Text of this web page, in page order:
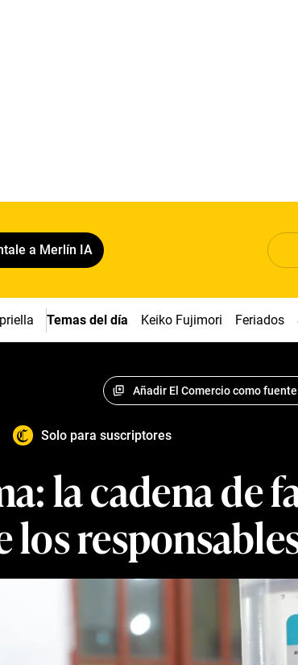
a Merlín IA
Temas del día Keiko Fujimori Feriados
Añadir El Comercio como
Solo para suscriptores
la cadena de
los